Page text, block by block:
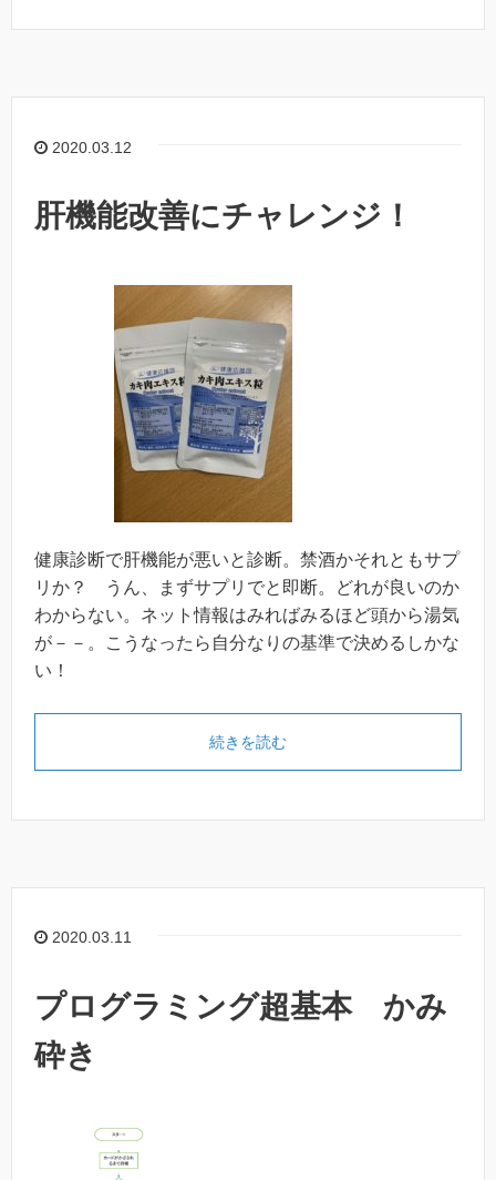
2020.03.12
肝機能改善にチャレンジ！
健康診断で肝機能が悪いと診断。禁酒かそれともサプ
リか？ うん、まずサプリでと即断。どれが良いのか
わからない。ネット情報はみればみるほど頭から湯気
が－－。こうなったら自分なりの基準で決めるしかな
い！
続きを読む
2020.03.11
プログラミング超基本 かみ
砕き